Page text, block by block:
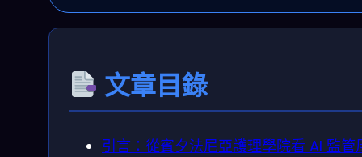
文章目錄
引言：從賓夕法尼亞護理學院看 AI 監管